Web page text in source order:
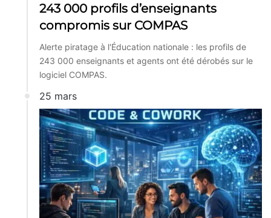
243 000 profils d’enseignants
compromis sur COMPAS
Alerte piratage à l'Éducation nationale : les profils de
243 000 enseignants et agents ont été dérobés sur le
logiciel COMPAS.
25 mars